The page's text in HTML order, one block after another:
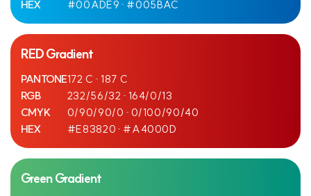
HEX
#00ADE9
#005BAC
RED Gradient
PANTONE
RGB
CMYK
HEX
172 C
187 C
232/56/32 164/0/13
0/90/90/0
0/100/90/40
#E83820
#A4000D
Green Gradient